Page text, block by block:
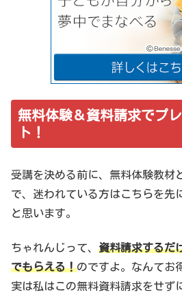
無料体験＆資料請求でプ
ト！
受講を決める前に、無料体験教材
で、迷われている方はこちらを先
と思います。
ちゃれんじって、 資料請求するだ
でもらえる！のですよ。なんてお
実は私はこの無料資料請求をせず